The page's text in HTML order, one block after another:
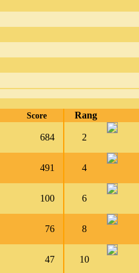
Score Rang
684 2
491 4
100 6
76 8
47 10